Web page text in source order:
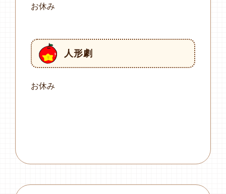
お休み
人形劇
お休み